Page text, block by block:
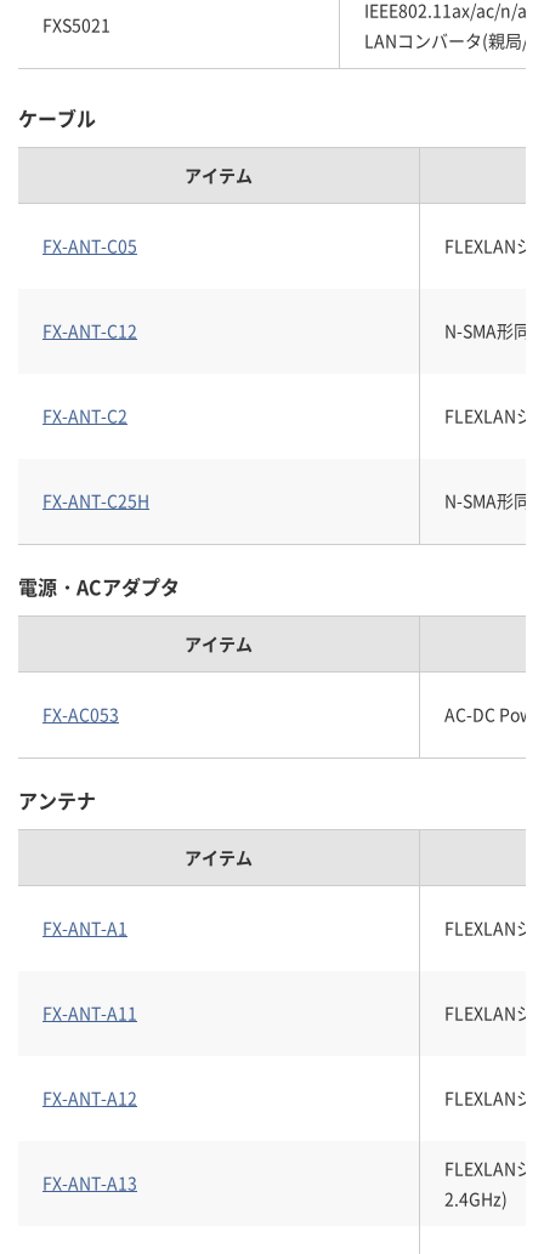
FXS5021
IEEE802.11ax/ac/n/a/
LANコンバータ(親局/
ケーブル
アイテム
FX-ANT-C05 FLEXLANシ
FX-ANT-C12 N-SMA形同
FX-ANT-C2 FLEXLANシ
FX-ANT-C25H N-SMA形同
電源・ACアダプタ
アイテム
FX-AC053 AC-DC
アンテナ
アイテム
FX-ANT-A1 FLEXLANシ
FX-ANT-A11 FLEXLANシ
FX-ANT-A12 FLEXLANシ
FX-ANT-A13
FLEXLANシ
2.4GHz)